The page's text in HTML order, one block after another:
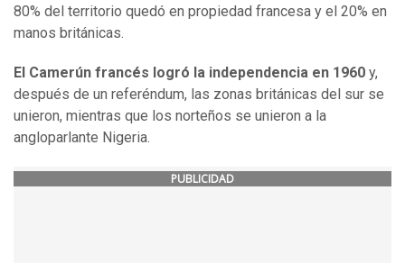
80% del territorio quedó en propiedad francesa y el 20% en
manos británicas.
El Camerún francés logró la independencia en 1960 y,
después de un referéndum, las zonas británicas del sur se
unieron, mientras que los norteños se unieron a la
angloparlante Nigeria.
PUBLICIDAD